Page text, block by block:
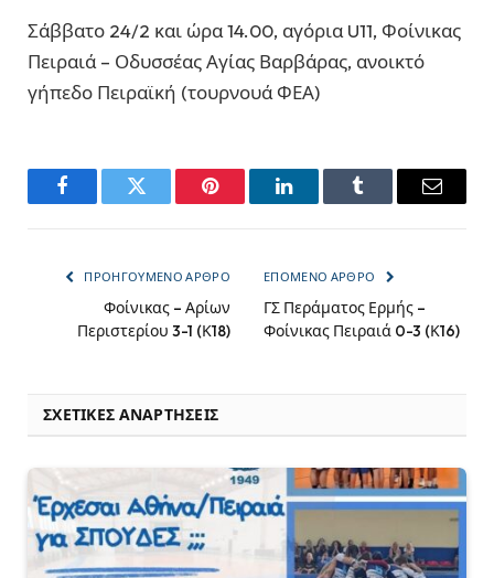
Σάββατο 24/2 και ώρα 14.00, αγόρια U11, Φοίνικας
Πειραιά – Οδυσσέας Αγίας Βαρβάρας, ανοικτό
γήπεδο Πειραϊκή (τουρνουά ΦΕΑ)
FacebookTwitter Pinterest LinkedInTumblr Email
ΠΡΟΗΓΟΎΜΕΝΟ ΆΡΘΡΟ
Φοίνικας – Αρίων
Περιστερίου 3-1 (Κ18)
ΕΠΌΜΕΝΟ ΆΡΘΡΟ
ΓΣ Περάματος Ερμής –
Φοίνικας Πειραιά 0-3 (Κ16)
ΣΧΕΤΙΚΈΣ ΑΝΑΡΤΉΣΕΙΣ